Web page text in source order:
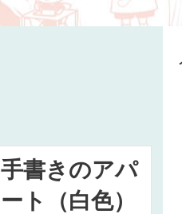
手書きのアパ
ート（白色）